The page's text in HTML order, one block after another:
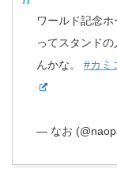
ワールド記念
ってスタンド
んかな。 #カミ
— なお